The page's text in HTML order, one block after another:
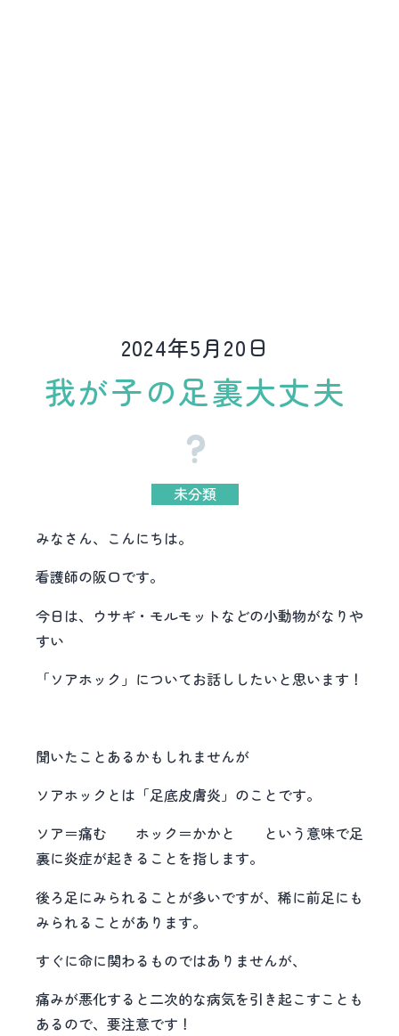
2024年5月20日
我が子の足裏大丈夫
未分類
みなさん、こんにちは。
看護師の阪口です。
今日は、ウサギ・モルモットなどの小動物がなりや
すい
「ソアホック」についてお話ししたいと思います！
聞いたことあるかもしれませんが
ソアホックとは「足底皮膚炎」のことです。
ソア＝痛む ホック＝かかと という意味で足
裏に炎症が起きることを指します。
後ろ足にみられることが多いですが、稀に前足にも
みられることがあります。
すぐに命に関わるものではありませんが、
痛みが悪化すると二次的な病気を引き起こすことも
あるので、要注意です！